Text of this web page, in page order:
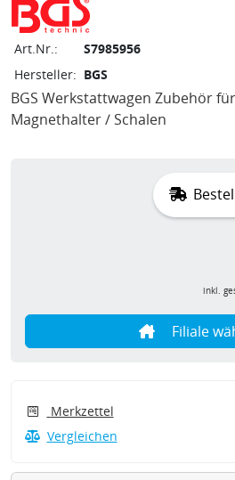
Art.Nr.:
S7985956
Hersteller: BGS
BGS Werkstattwagen Zubehör
Magnethalter / Schalen
inkl.
Filiale
Merkzettel
Vergleichen